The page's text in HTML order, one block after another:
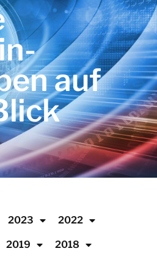
auf
2023 2022
2019 2018